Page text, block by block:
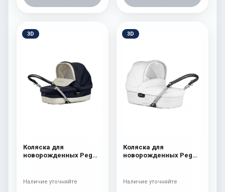
3D
Коляска для
новорожденных Peg
Наличие уточняйте
3D
Коляска для
новорожденных Peg
Наличие уточняйте